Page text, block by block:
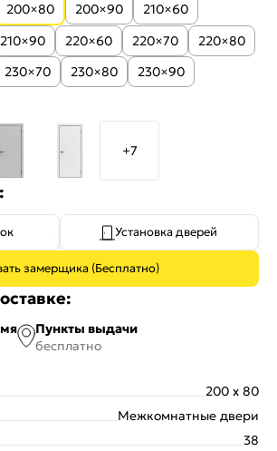
200×80 200×90
210×60
210×90 220×60 220×70
220×80
230×70 230×80
230×90
+7
Установка дверей
замерщика (Бесплатно)
Пункты выдачи
бесплатно
200 x 80
Межкомнатные двери
38